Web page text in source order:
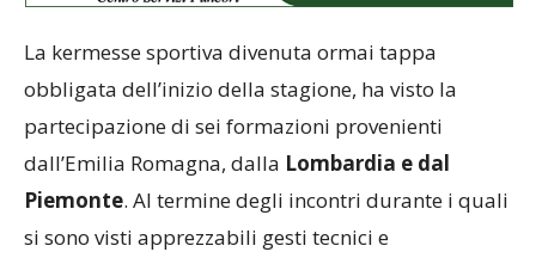
La kermesse sportiva divenuta ormai tappa
obbligata dell’inizio della stagione, ha visto la
partecipazione di sei formazioni provenienti
dall’Emilia Romagna, dalla Lombardia e dal
Piemonte. Al termine degli incontri durante i quali
si sono visti apprezzabili gesti tecnici e